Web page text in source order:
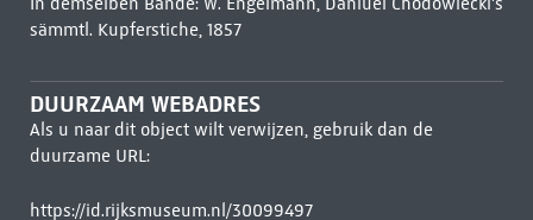
sämmtl. Kupferstiche, 1857
DUURZAAM WEBADRES
Als u naar dit object wilt verwijzen, gebruik dan de
duurzame URL:
https://id.rijksmuseum.nl/30099497